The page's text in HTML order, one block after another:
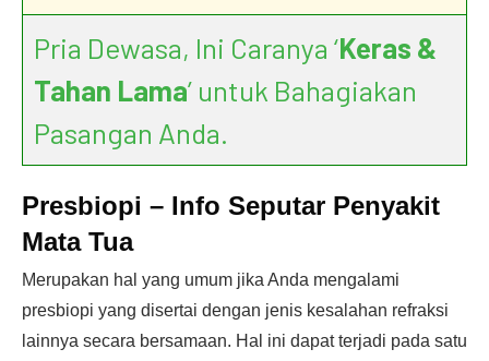
Pria Dewasa, Ini Caranya ‘Keras &
Tahan Lama’ untuk Bahagiakan
Pasangan Anda.
Presbiopi – Info Seputar Penyakit
Mata Tua
Merupakan hal yang umum jika Anda mengalami
presbiopi yang disertai dengan jenis kesalahan refraksi
lainnya secara bersamaan. Hal ini dapat terjadi pada satu